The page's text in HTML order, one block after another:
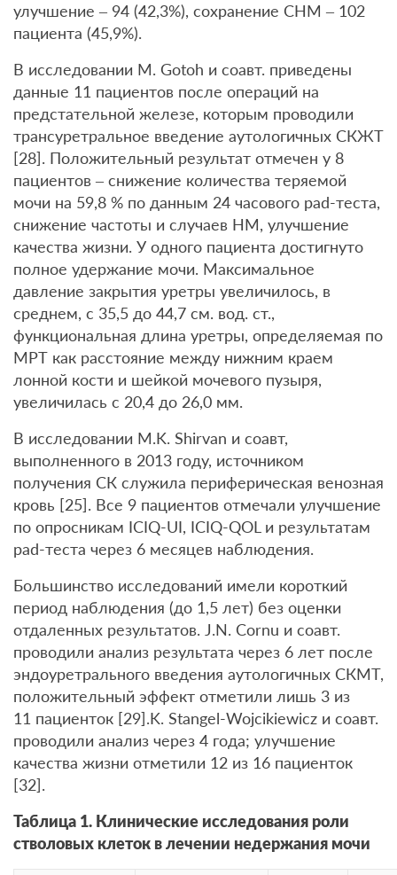
улучшение – 94 (42,3%), сохранение СНМ – 102
пациента (45,9%).
В исследовании М. Gotoh и соавт. приведены
данные 11 пациентов после операций на
предстательной железе, которым проводили
трансуретральное введение аутологичных СКЖТ
[28]. Положительный результат отмечен у 8
пациентов – снижение количества теряемой
мочи на 59,8 % по данным 24 часового pad-теста,
снижение частоты и случаев НМ, улучшение
качества жизни. У одного пациента достигнуто
полное удержание мочи. Максимальное
давление закрытия уретры увеличилось, в
среднем, с 35,5 до 44,7 см. вод. ст.,
функциональная длина уретры, определяемая по
МРТ как расстояние между нижним краем
лонной кости и шейкой мочевого пузыря,
увеличилась с 20,4 до 26,0 мм.
В исследовании M.K. Shirvan и соавт,
выполненного в 2013 году, источником
получения СК служила периферическая венозная
кровь [25]. Все 9 пациентов отмечали улучшение
по опросникам ICIQ-UI, ICIQ-QOL и результатам
pad-теста через 6 месяцев наблюдения.
Большинство исследований имели короткий
период наблюдения (до 1,5 лет) без оценки
отдаленных результатов. J.N. Cornu и соавт.
проводили анализ результата через 6 лет после
эндоуретрального введения аутологичных СКМТ,
положительный эффект отметили лишь 3 из
11 пациенток [29].K. Stangel-Wojcikiewicz и соавт.
проводили анализ через 4 года; улучшение
качества жизни отметили 12 из 16 пациенток
[32].
Таблица 1. Клинические исследования роли
стволовых клеток в лечении недержания мочи